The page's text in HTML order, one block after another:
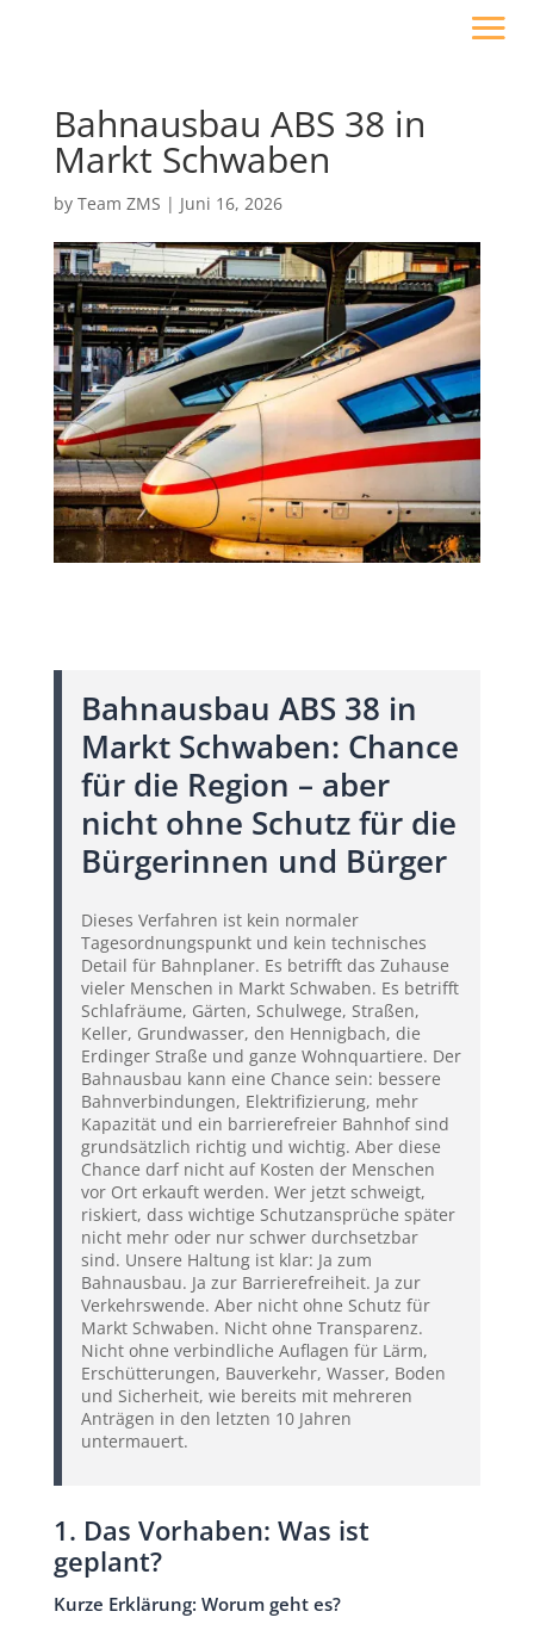
Bahnausbau ABS 38 in
Markt Schwaben
by Team ZMS | Juni 16, 2026
Bahnausbau ABS 38 in
Markt Schwaben: Chance
für die Region – aber
nicht ohne Schutz für die
Bürgerinnen und Bürger
Dieses Verfahren ist kein normaler
Tagesordnungspunkt und kein technisches
Detail für Bahnplaner. Es betrifft das Zuhause
vieler Menschen in Markt Schwaben. Es betrifft
Schlafräume, Gärten, Schulwege, Straßen,
Keller, Grundwasser, den Hennigbach, die
Erdinger Straße und ganze Wohnquartiere. Der
Bahnausbau kann eine Chance sein: bessere
Bahnverbindungen, Elektrifizierung, mehr
Kapazität und ein barrierefreier Bahnhof sind
grundsätzlich richtig und wichtig. Aber diese
Chance darf nicht auf Kosten der Menschen
vor Ort erkauft werden. Wer jetzt schweigt,
riskiert, dass wichtige Schutzansprüche später
nicht mehr oder nur schwer durchsetzbar
sind. Unsere Haltung ist klar: Ja zum
Bahnausbau. Ja zur Barrierefreiheit. Ja zur
Verkehrswende. Aber nicht ohne Schutz für
Markt Schwaben. Nicht ohne Transparenz.
Nicht ohne verbindliche Auflagen für Lärm,
Erschütterungen, Bauverkehr, Wasser, Boden
und Sicherheit, wie bereits mit mehreren
Anträgen in den letzten 10 Jahren
untermauert.
1. Das Vorhaben: Was ist
geplant?
Kurze Erklärung: Worum geht es?